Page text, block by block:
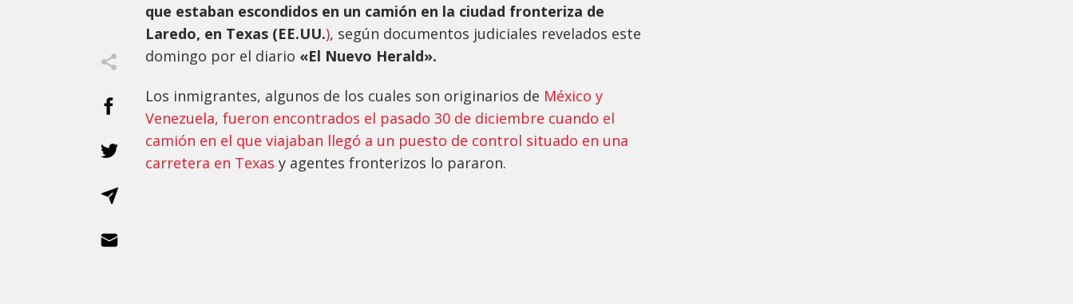
que estaban escondidos en un camión en la ciudad fronteriza de
Laredo, en Texas (EE.UU.), según documentos judiciales revelados este
domingo por el diario «El Nuevo Herald».
Los inmigrantes, algunos de los cuales son originarios de México y
Venezuela, fueron encontrados el pasado 30 de diciembre cuando el
camión en el que viajaban llegó a un puesto de control situado en una
carretera en Texas y agentes fronterizos lo pararon.